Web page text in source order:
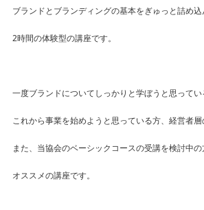
ブランドとブランディングの基本をぎゅっと詰め
2時間の体験型の講座です。
一度ブランドについてしっかりと学ぼうと思ってい
これから事業を始めようと思っている方、経営者層
また、当協会のベーシックコースの受講を検討中
オススメの講座です。